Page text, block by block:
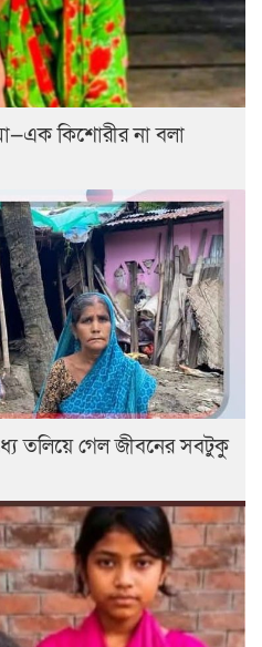
কিশোরীর না বলা
তলিয়ে গেল জীবনের সবটুকু